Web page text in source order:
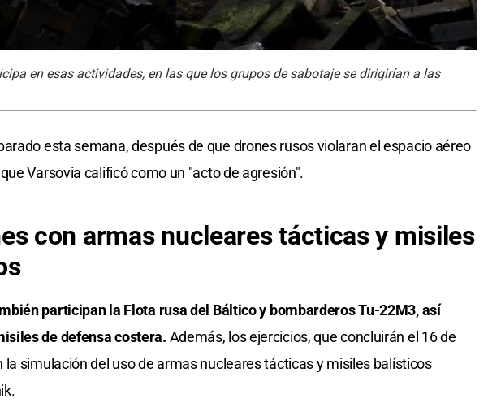
en esas actividades, en las que los grupos de sabotaje se dirigirían a las
esta semana, después de que drones rusos violaran el espacio aéreo
Varsovia calificó como un "acto de agresión".
con armas nucleares tácticas y misiles
participan la Flota rusa del Báltico y bombarderos Tu-22M3, así
de defensa costera. Además, los ejercicios, que concluirán el 16 de
la simulación del uso de armas nucleares tácticas y misiles balísticos